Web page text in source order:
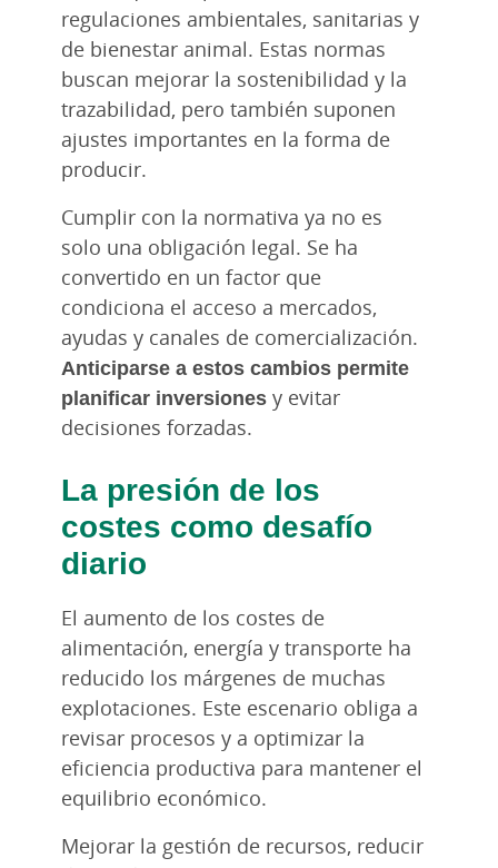
regulaciones ambientales, sanitarias y
de bienestar animal. Estas normas
buscan mejorar la sostenibilidad y la
trazabilidad, pero también suponen
ajustes importantes en la forma de
producir.
Cumplir con la normativa ya no es
solo una obligación legal. Se ha
convertido en un factor que
condiciona el acceso a mercados,
ayudas y canales de comercialización.
Anticiparse a estos cambios permite
planificar inversiones y evitar
decisiones forzadas.
La presión de los
costes como desafío
diario
El aumento de los costes de
alimentación, energía y transporte ha
reducido los márgenes de muchas
explotaciones. Este escenario obliga a
revisar procesos y a optimizar la
eficiencia productiva para mantener el
equilibrio económico.
Mejorar la gestión de recursos, reducir